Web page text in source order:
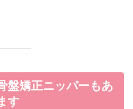
盤矯正ニッパーもあ
す